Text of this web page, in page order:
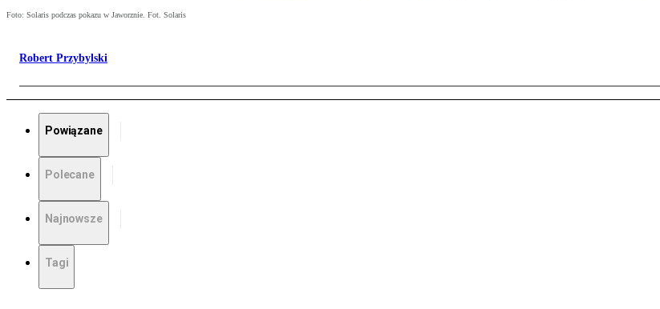
Foto: Solaris podczas pokazu w Jaworznie. Fot. Solaris
Robert Przybylski
Powiązane
Polecane
Najnowsze
Tagi